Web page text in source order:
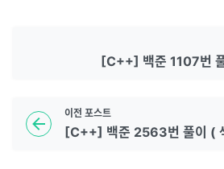
이전 포스트
[C++] 백준 2563번 풀이 (
[C++] 백준 1107번